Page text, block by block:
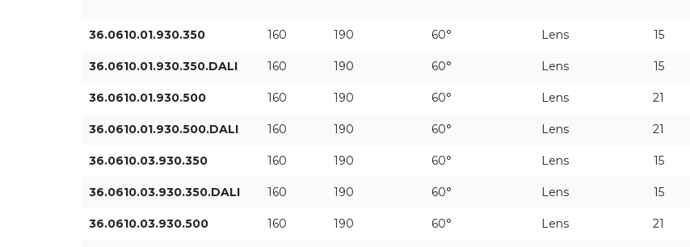
36.0610.01.930.350 160 190 60° Lens 15
36.0610.01.930.350.DALI 160 190 60° Lens 15
36.0610.01.930.500 160 190 60° Lens 21
36.0610.01.930.500.DALI 160 190 60° Lens 21
36.0610.03.930.350 160 190 60° Lens 15
36.0610.03.930.350.DALI 160 190 60° Lens 15
36.0610.03.930.500 160 190 60° Lens 21